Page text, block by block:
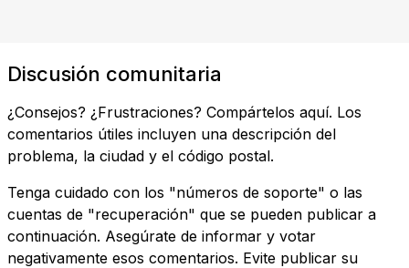
Discusión comunitaria
¿Consejos? ¿Frustraciones? Compártelos aquí. Los
comentarios útiles incluyen una descripción del
problema, la ciudad y el código postal.
Tenga cuidado con los "números de soporte" o las
cuentas de "recuperación" que se pueden publicar a
continuación. Asegúrate de informar y votar
negativamente esos comentarios. Evite publicar su